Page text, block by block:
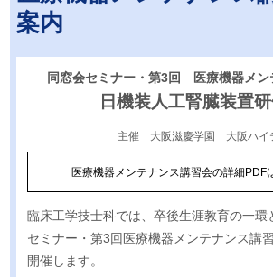
案内
同窓会セミナー・第3回 医療機器メン
日機装人工腎臓装置
主催 大阪滋慶学園 大阪ハイ
医療機器メンテナンス講習会の詳細PDF
臨床工学技士科では、卒後生涯教育の一環
セミナー・第3回医療機器メンテナンス講
開催します。